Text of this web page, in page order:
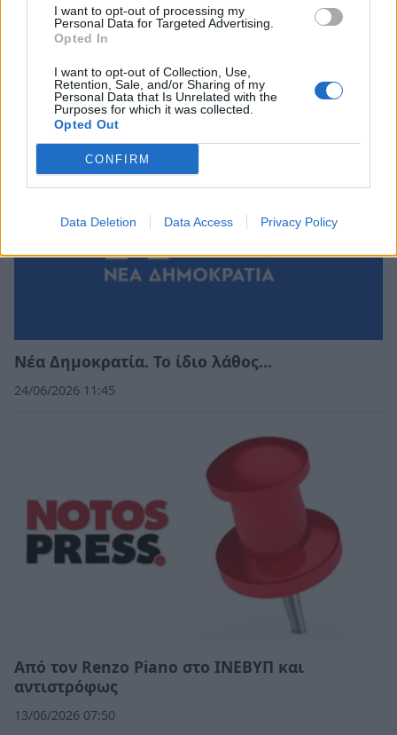
I want to opt-out of processing my
Personal Data for Targeted Advertising.
Opted In
I want to opt-out of Collection, Use,
Retention, Sale, and/or Sharing of my
Personal Data that Is Unrelated with the
Purposes for which it was collected.
Opted Out
CONFIRM
Data Deletion Data Access Privacy Policy
02/07/2026 08:55
Νέα Δημοκρατία. Το ίδιο λάθος…
24/06/2026 11:45
Από τον Renzo Piano στο ΙΝΕΒΥΠ και
αντιστρόφως
13/06/2026 07:50